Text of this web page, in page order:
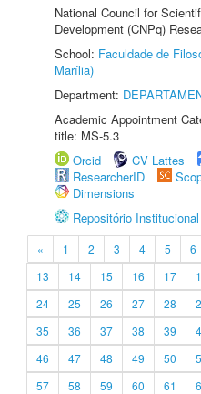
National Council for
Development (CNPq)
School: Faculdade de
Marília)
Department:
Academic Appointment
title: MS-5.3
Orcid
CV Lattes
ResearcherID
Dimensions
Repositório
« 1 2 3 4 5 6
13
14 15 16 17
24
25 26 27 28
35
36 37 38 39
46
47 48 49 50
57
58 59 60 61